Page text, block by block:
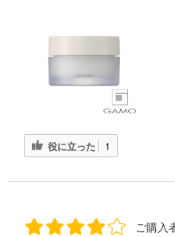
役に立った 1
ご購入